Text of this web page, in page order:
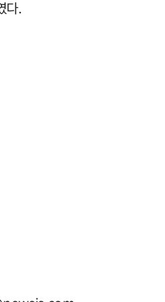
다.